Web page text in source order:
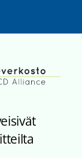
sairaudet -